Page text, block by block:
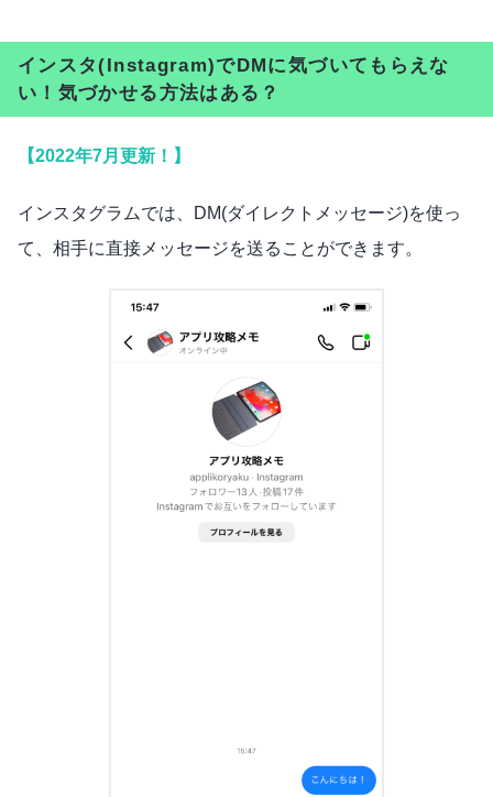
インスタ(Instagram)でDMに気づいてもらえな
い！気づかせる方法はある？
【2022年7月更新！】
インスタグラムでは、DM(ダイレクトメッセージ)を使っ
て、相手に直接メッセージを送ることができます。